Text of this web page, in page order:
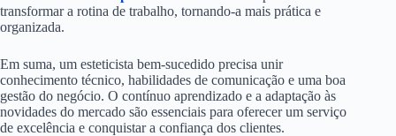
transformar a rotina de trabalho, tornando-a mais prática e
organizada.
Em suma, um esteticista bem-sucedido precisa unir
conhecimento técnico, habilidades de comunicação e uma boa
gestão do negócio. O contínuo aprendizado e a adaptação às
novidades do mercado são essenciais para oferecer um serviço
de excelência e conquistar a confiança dos clientes.